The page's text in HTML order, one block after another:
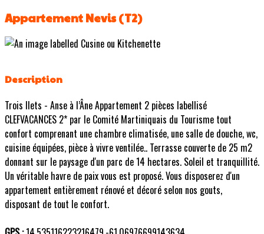
Appartement Nevis (T2)
Description
Trois Ilets - Anse à l’Âne Appartement 2 pièces labellisé
CLEFVACANCES 2* par le Comité Martiniquais du Tourisme tout
confort comprenant une chambre climatisée, une salle de douche, wc,
cuisine équipées, pièce à vivre ventilée.. Terrasse couverte de 25 m2
donnant sur le paysage d'un parc de 14 hectares. Soleil et tranquillité.
Un véritable havre de paix vous est proposé. Vous disposerez d'un
appartement entièrement rénové et décoré selon nos gouts,
disposant de tout le confort.